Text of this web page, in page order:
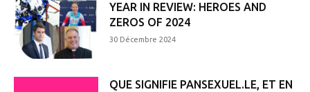
YEAR IN REVIEW: HEROES AND
ZEROS OF 2024
30 Décembre 2024
QUE SIGNIFIE PANSEXUEL.LE, ET EN